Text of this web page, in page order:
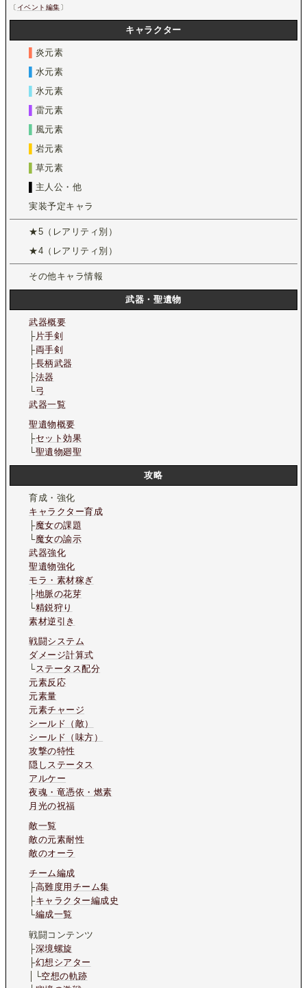
〔 イベント編集〕
キャラクター
炎元素
水元素
氷元素
雷元素
風元素
岩元素
草元素
主人公・他
実装予定キャラ
★5（レアリティ別）
★4（レアリティ別）
その他キャラ情報
武器・聖遺物
武器概要
├片手剣
├両手剣
├長柄武器
├法器
└弓
武器一覧
聖遺物概要
├セット効果
└聖遺物廻聖
攻略
育成・強化
キャラクター育成
├魔女の課題
└魔女の諭示
武器強化
聖遺物強化
モラ・素材稼ぎ
├地脈の花芽
└精鋭狩り
素材逆引き
戦闘システム
ダメージ計算式
└ステータス配分
元素反応
元素量
元素チャージ
シールド（敵）
シールド（味方）
攻撃の特性
隠しステータス
アルケー
夜魂・竜憑依・燃素
月光の祝福
敵一覧
敵の元素耐性
敵のオーラ
チーム編成
├高難度用チーム集
├キャラクター編成史
└編成一覧
戦闘コンテンツ
├深境螺旋
├幻想シアター
│└空想の軌跡